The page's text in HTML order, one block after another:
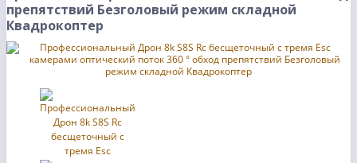
препятствий Безголовый режим складной
Квадрокоптер